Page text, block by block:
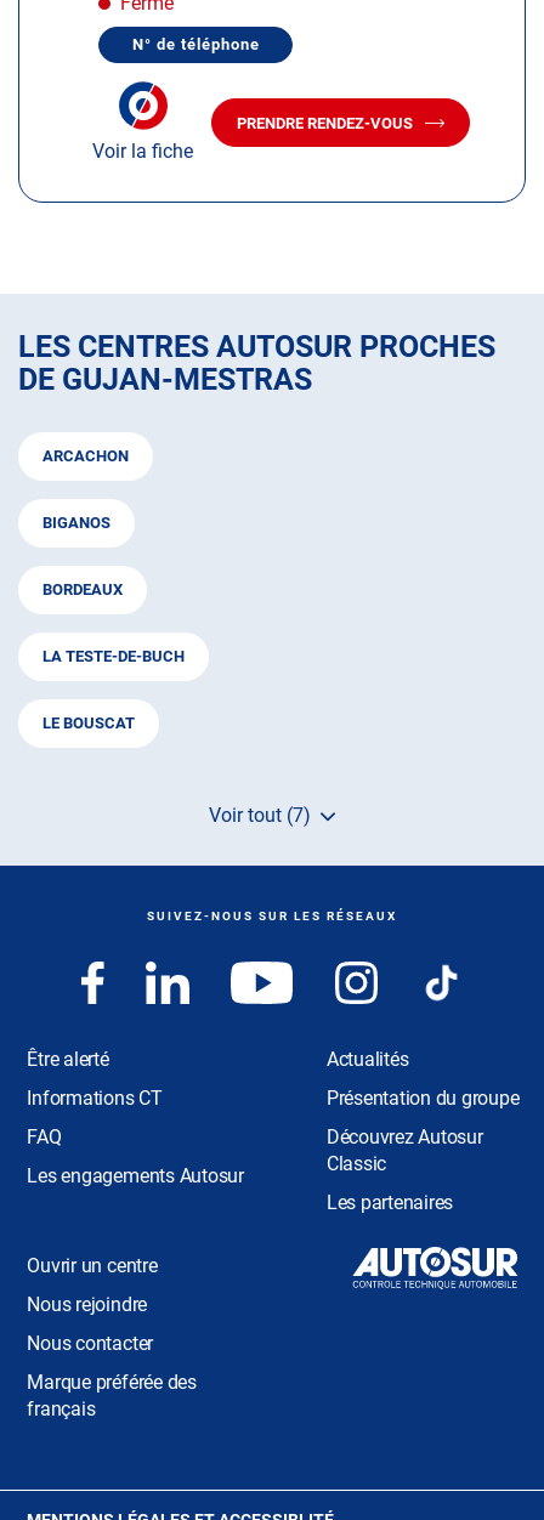
informations
N° de téléphone
AFFICHER
TÉLÉPHONE
GUJAN-
Voir la fiche
PRENDRE RENDEZ-VOUS
AVEC
LES CENTRES AUTOSUR PROCHES
DE GUJAN-MESTRAS
ARCACHON
BIGANOS
BORDEAUX
LA TESTE-DE-BUCH
LE BOUSCAT
Voir tout (7)
de
de
de
SUIVEZ-NOUS SUR LES RÉSEAUX
Être alerté
Informations CT
FAQ
Les engagements Autosur
Actualités
Présentation du groupe
Découvrez Autosur
Classic
Les partenaires
Ouvrir un centre
Nous rejoindre
Nous contacter
Marque préférée des
français